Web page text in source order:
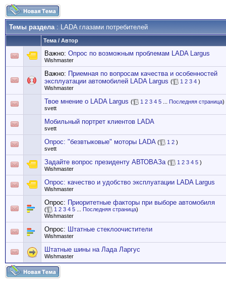
Темы раздела: LADA глазами потребителей
Тема / Автор
Важно: Опрос по возможным проблемам LADA Largus
Wishmaster
Важно: Приемная по вопросам качества и особенностей
эксплуатации автомобилей LADA Largus ( 1 2 3 4 )
Wishmaster
Твое мнение о LADA Largus ( 1 2 3 4 5 Последняя страница)
svett
Мобильный портрет клиентов LADA
svett
Опрос: "безвтыковые" моторы LADA ( 1 2 )
svett
Задайте вопрос президенту АВТОВАЗа ( 1 2 3 4 5 )
Wishmaster
Опрос: качество и удобство эксплуатации LADA Largus
Wishmaster
Опрос: Приоритетные факторы при выборе автомобиля
( 1 2 3 4 5 Последняя страница)
Wishmaster
Опрос: Штатные стеклоочистители
Wishmaster
Штатные шины на Лада Ларгус
Wishmaster